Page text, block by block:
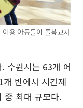
용 아동들이 돌봄교사
수원시는 63개 어
반에서 시간제
중 최대 규모다.